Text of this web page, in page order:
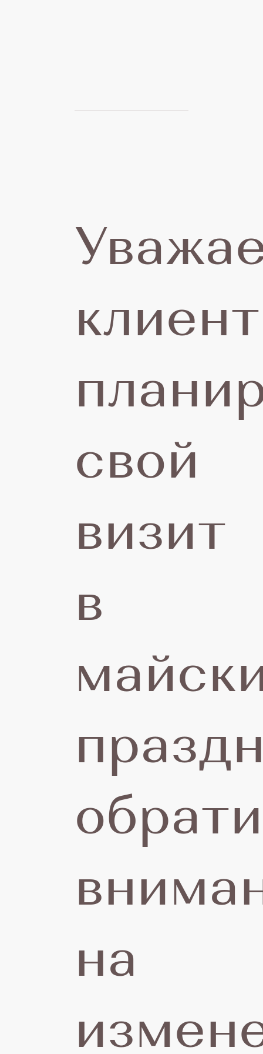
С
01
свой
визит
в
на